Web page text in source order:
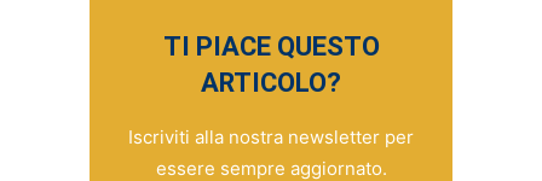
TI PIACE QUESTO
ARTICOLO?
Iscriviti alla nostra newsletter per
essere sempre aggiornato.